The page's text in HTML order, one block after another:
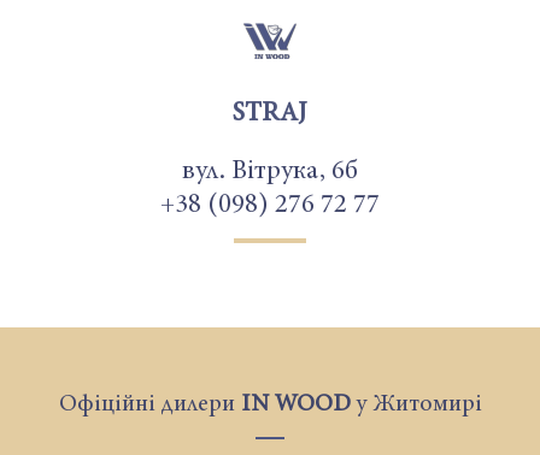
STRAJ
вул. Вітрука, 6б
+38 (098) 276 72 77
Офіційні дилери IN WOODу Житомирі